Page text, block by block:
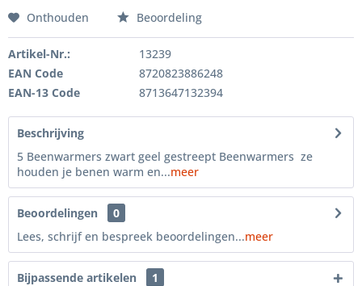
Onthouden Beoordeling
Artikel-Nr.:
13239
EAN Code
8720823886248
EAN-13 Code
8713647132394
Beschrijving
5 Beenwarmers zwart geel gestreept Beenwarmers ze
houden je benen warm en...meer
Beoordelingen
0
Lees, schrijf en bespreek beoordelingen...meer
Bijpassende artikelen 1